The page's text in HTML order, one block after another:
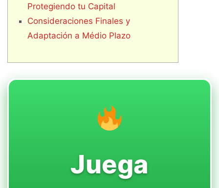
Protegiendo tu Capital
Consideraciones Finales y
Adaptación a Médio Plazo
Juega